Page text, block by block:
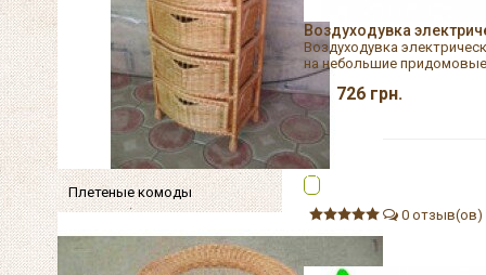
Плетеные комоды
Воздуходувка
Воздуходувка
на небольшие придомовые
726 грн.
0 отзыв(ов)